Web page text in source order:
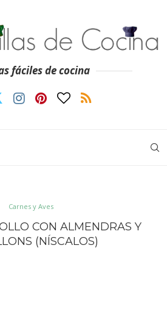
fáciles de cocina
Carnes y Aves
CON ALMENDRAS Y
(NÍSCALOS)